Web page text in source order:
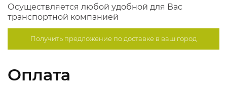
Осуществляется любой удобной для Вас
транспортной компанией
Получить предложение подоставке в ваш город
Оплата